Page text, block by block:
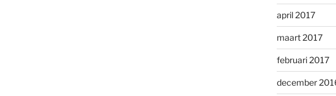
april 2017
maart 2017
februari 2017
december